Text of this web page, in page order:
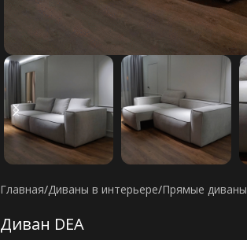
Главная/Диваны в интерьере/Прямые диваны
Диван DEA